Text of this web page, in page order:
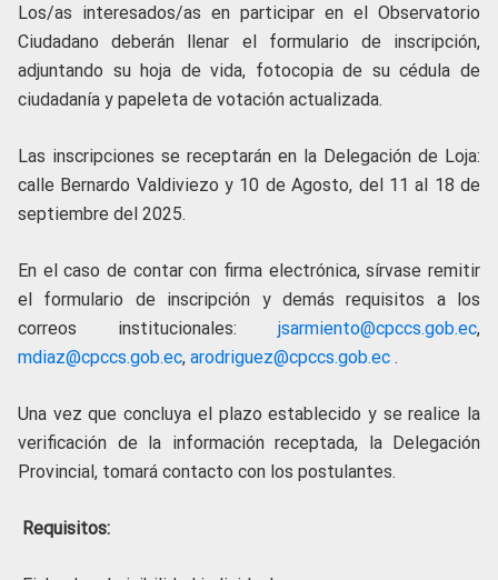
Los/as interesados/as en participar en el Observatorio
Ciudadano deberán llenar el formulario de inscripción,
adjuntando su hoja de vida, fotocopia de su cédula de
ciudadanía y papeleta de votación actualizada.
Las inscripciones se receptarán en la Delegación de Loja:
calle Bernardo Valdiviezo y 10 de Agosto, del 11 al 18 de
septiembre del 2025.
En el caso de contar con firma electrónica, sírvase remitir
el formulario de inscripción y demás requisitos a los
correos institucionales: jsarmiento@cpccs.gob.ec,
mdiaz@cpccs.gob.ec, arodriguez@cpccs.gob.ec .
Una vez que concluya el plazo establecido y se realice la
verificación de la información receptada, la Delegación
Provincial, tomará contacto con los postulantes.
Requisitos: